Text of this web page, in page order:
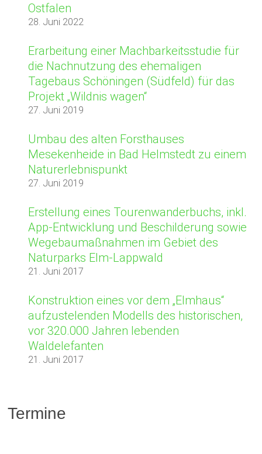
Ostfalen
28. Juni 2022
Erarbeitung einer Machbarkeitsstudie für
die Nachnutzung des ehemaligen
Tagebaus Schöningen (Südfeld) für das
Projekt „Wildnis wagen“
27. Juni 2019
Umbau des alten Forsthauses
Mesekenheide in Bad Helmstedt zu einem
Naturerlebnispunkt
27. Juni 2019
Erstellung eines Tourenwanderbuchs, inkl.
App-Entwicklung und Beschilderung sowie
Wegebaumaßnahmen im Gebiet des
Naturparks Elm-Lappwald
21. Juni 2017
Konstruktion eines vor dem „Elmhaus“
aufzustelenden Modells des historischen,
vor 320.000 Jahren lebenden
Waldelefanten
21. Juni 2017
Termine